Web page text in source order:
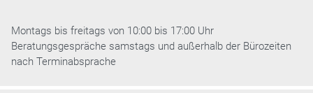
Montags bis freitags von 10:00 bis 17:00 Uhr
Beratungsgespräche samstags und außerhalb der Bürozeiten
nach Terminabsprache